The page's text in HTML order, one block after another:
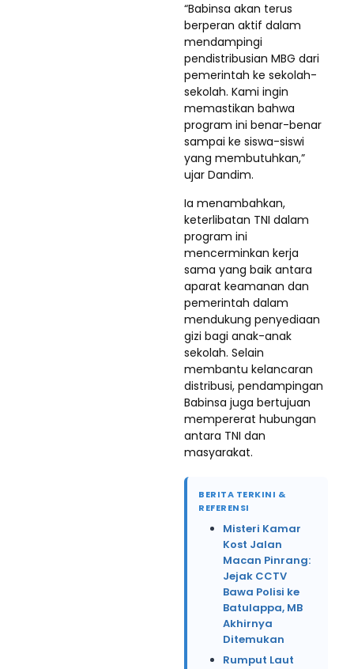
“Babinsa akan terus
berperan aktif dalam
mendampingi
pendistribusian MBG dari
pemerintah ke sekolah-
sekolah. Kami ingin
memastikan bahwa
program ini benar-benar
sampai ke siswa-siswi
yang membutuhkan,”
ujar Dandim.
Ia menambahkan,
keterlibatan TNI dalam
program ini
mencerminkan kerja
sama yang baik antara
aparat keamanan dan
pemerintah dalam
mendukung penyediaan
gizi bagi anak-anak
sekolah. Selain
membantu kelancaran
distribusi, pendampingan
Babinsa juga bertujuan
mempererat hubungan
antara TNI dan
masyarakat.
BERITA TERKINI &
REFERENSI
Misteri Kamar
Kost Jalan
Macan Pinrang:
Jejak CCTV
Bawa Polisi ke
Batulappa, MB
Akhirnya
Ditemukan
Rumput Laut